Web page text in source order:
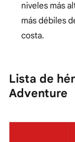
niveles más
más débiles
costa.
Lista de
Adventure